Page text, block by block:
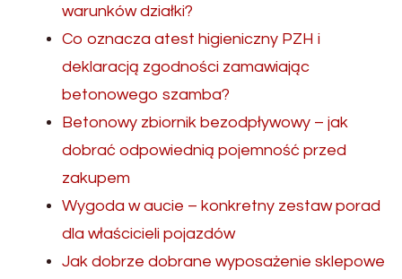
warunków działki?
Co oznacza atest higieniczny PZH i
deklaracją zgodności zamawiając
betonowego szamba?
Betonowy zbiornik bezodpływowy – jak
dobrać odpowiednią pojemność przed
zakupem
Wygoda w aucie – konkretny zestaw porad
dla właścicieli pojazdów
Jak dobrze dobrane wyposażenie sklepowe